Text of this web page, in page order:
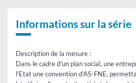
Informations sur la série
Description de la mesure :
Dans le cadre d'un plan social, une
l'Etat une convention d'AS-FNE,